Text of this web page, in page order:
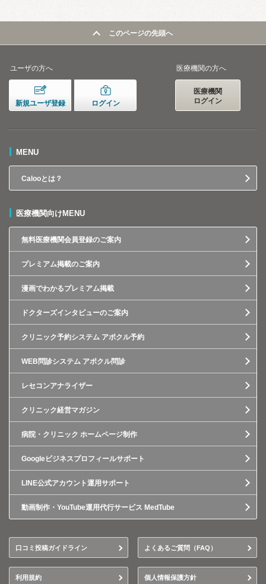
このページの先頭へ
ユーザの方へ
新規ユーザ登録 ログイン
医療機関の方へ
医療機関
ログイン
MENU
Calooとは？
医療機関向けMENU
無料医療機関会員登録のご案内
プレミアム掲載のご案内
漫画でわかるプレミアム掲載
ドクターズインタビューのご案内
クリニック予約システム アポクル予約
WEB問診システム アポクル問診
レセコンアナライザー
クリニック経営マガジン
病院・クリニック ホームページ制作
Googleビジネスプロフィールサポート
LINE公式アカウント運用サポート
動画制作・YouTube運用代行サービス MedTube
口コミ投稿ガイドライン よくあるご質問（FAQ）
利用規約 個人情報保護方針